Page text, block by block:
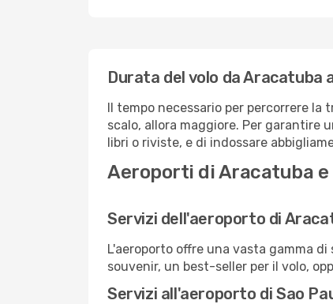
Durata del volo da Aracatuba
Il tempo necessario per percorrere la
scalo, allora maggiore. Per garantire
libri o riviste, e di indossare
Aeroporti di Aracatuba e
Servizi dell'aeroporto di
L'aeroporto offre una vasta gamma
souvenir, un best-seller per il volo,
Servizi all'aeroporto di Sao